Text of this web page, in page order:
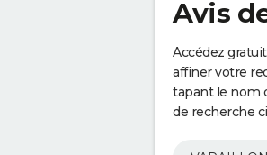
Avis
Accédez
affiner votre
tapant le nom
de recherche